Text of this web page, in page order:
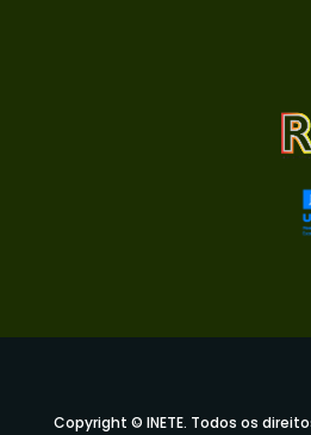
Copyright © INETE. Todos os